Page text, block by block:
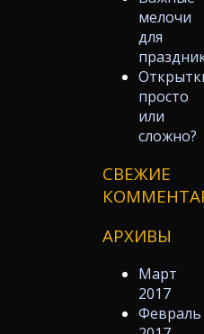
мелочи
для
просто
или
сложно?
СВЕЖИЕ
АРХИВЫ
Март
2017
Февраль